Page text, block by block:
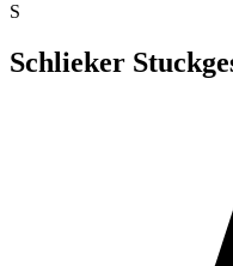
S
Schlieker